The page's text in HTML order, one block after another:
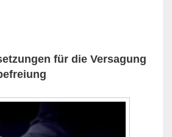
für die Versagung